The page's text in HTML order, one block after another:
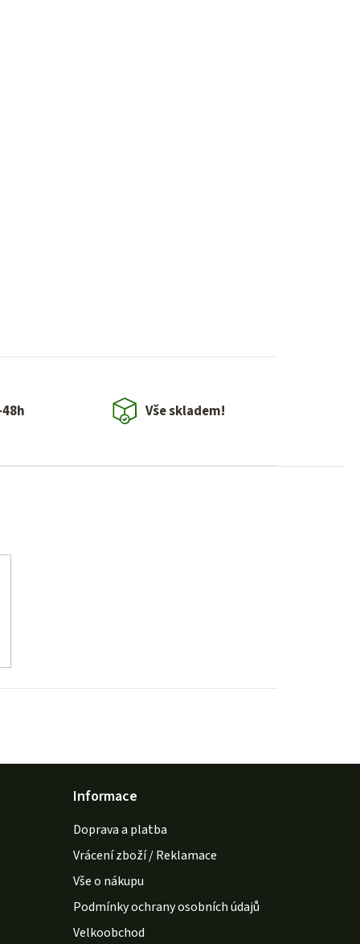
Vše skladem!
Informace
Doprava a platba
Vrácení zboží / Reklamace
Vše o nákupu
Podmínky ochrany osobních údajů
Velkoobchod